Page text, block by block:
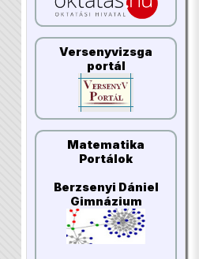
Versenyvizsga
portál
Matematika
Portálok
Berzsenyi Dániel
Gimnázium